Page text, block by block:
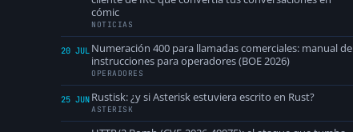
cómic
NOTICIAS
20 JUL Numeración 400 para llamadas comerciales: manual de
instrucciones para operadores (BOE 2026)
OPERADORES
25 JUN Rustisk: ¿y si Asterisk estuviera escrito en Rust?
ASTERISK